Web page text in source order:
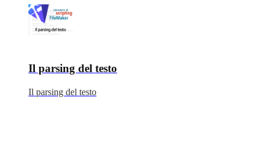
Il parsing del testo
Il parsing del testo